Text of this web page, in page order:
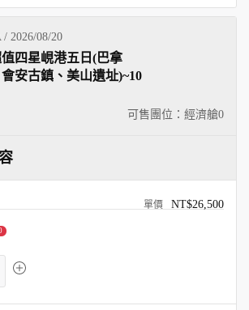
2026/08/20
可售團位：經濟艙0
值四星峴港五日(巴拿
安古鎮、美山遺址)~10
NT$26,500